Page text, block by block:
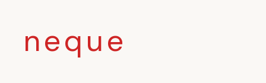
neque